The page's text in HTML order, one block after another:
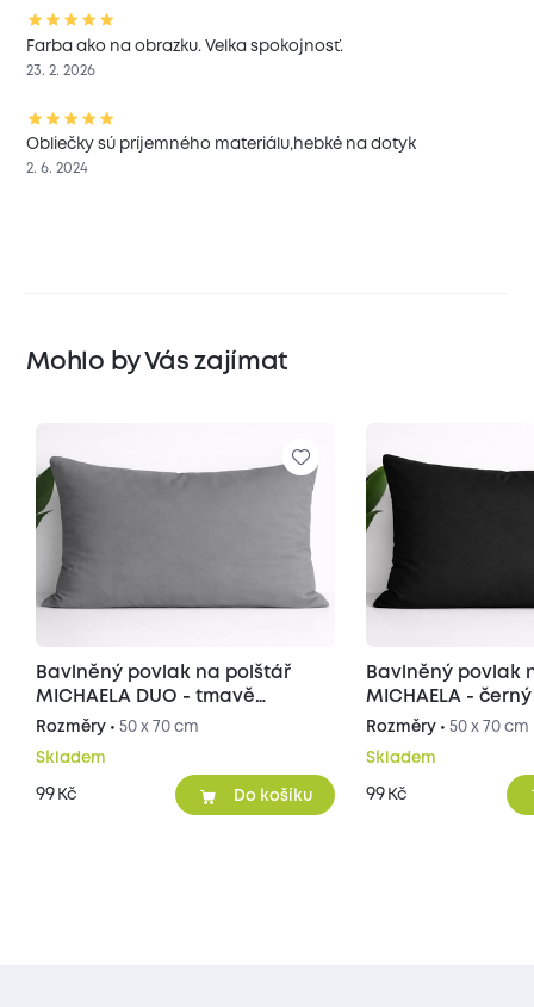
Farba ako na obrazku. Velka spokojnosť.
23. 2. 2026
Obliečky sú príjemného materiálu,hebké na dotyk
2. 6. 2024
Mohlo by Vás zajímat
Bavlněný povlak na polštář
MICHAELA DUO - tmavě
šedý/světle šedý 50x70 cm
Rozměry • 50 x 70 cm
Skladem
99 Kč Do košíku
Bavlněný povlak
MICHAELA -
Rozměry •50 x 70 cm
Skladem
99 Kč